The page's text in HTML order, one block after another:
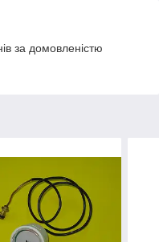
за домовленістю